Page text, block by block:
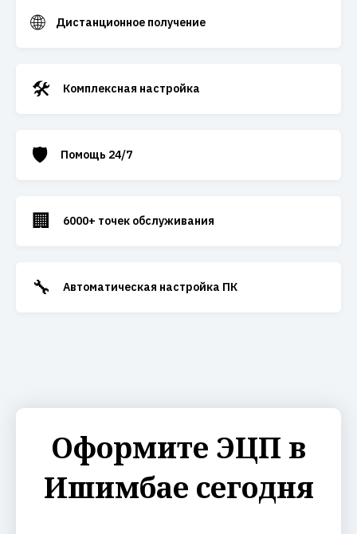
🌐 Дистанционное получение
🛠️ Комплексная настройка
🛡️ Помощь 24/7
🏢 6000+ точек обслуживания
🔧 Автоматическая настройка ПК
Оформите ЭЦП в
Ишимбае сегодня